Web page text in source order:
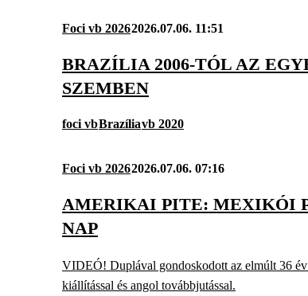
Foci vb 20262026.07.06. 11:51
BRAZÍLIA 2006-TÓL AZ
SZEMBEN
foci vbBrazíliavb 2020
Foci vb 20262026.07.06. 07:16
AMERIKAI PITE: MEXIKÓI
NAP
VIDEÓ! Duplával gondoskodott az elmúlt 36 év
kiállítással és angol továbbjutással.